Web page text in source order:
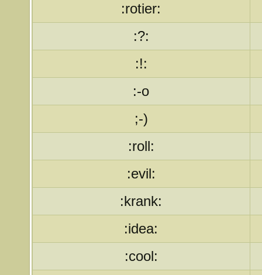
:rotier:
:?:
:!:
:-o
;-)
:roll:
:evil:
:krank:
:idea:
:cool: